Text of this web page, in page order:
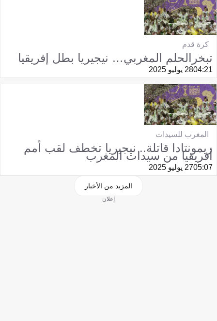
كرة قدم
تبخرالحلم المغربي… نيجيريا بطل إفريقيا
04:2128 يوليو 2025
المغرب للسيدات
ريمونتادا قاتلة.. نيجيريا تخطف لقب أمم
أفريقيا من سيدات المغرب
05:0727 يوليو 2025
المزيد من الأخبار
إعلان